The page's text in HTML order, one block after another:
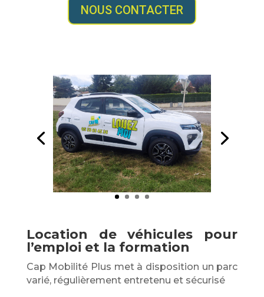
NOUS CONTACTER
Location de véhicules pour
l’emploi et la formation
Cap Mobilité Plus met à disposition un parc
varié, régulièrement entretenu et sécurisé